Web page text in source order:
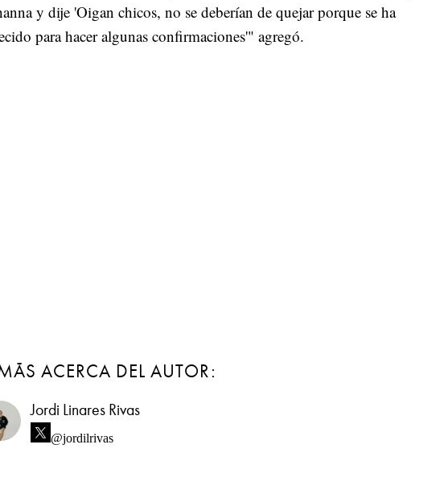
y dije 'Oigan chicos, no se deberían de quejar porque se ha
para hacer algunas confirmaciones'" agregó.
ACERCA DEL AUTOR:
Jordi Linares Rivas
@jordilrivas